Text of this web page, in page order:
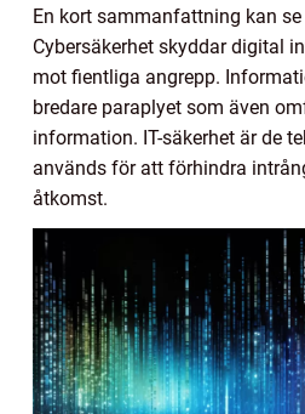
En kort sammanfattning kan
Cybersäkerhet skyddar digital
mot fientliga angrepp.
bredare paraplyet som även
information. IT-säkerhet är de
används för att förhindra
åtkomst.